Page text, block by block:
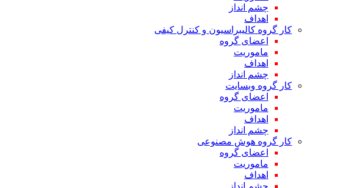
چشم انداز
اهداف
کار گروه کالیبراسیون و کنترل کیفی
اعضای گروه
ماموریت
اهداف
چشم انداز
کار گروه وبسایت
اعضای گروه
ماموریت
اهداف
چشم انداز
کار گروه هوش مصنوعی
اعضای گروه
ماموریت
اهداف
چشم انداز